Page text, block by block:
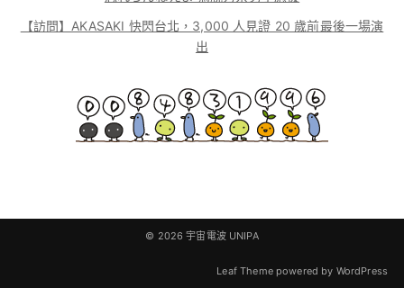
【訪問】AKASAKI 快閃台北，3,000 人見證 20 歲前最後一場演
出
© 2026宇宙電波 UNIPA
Leaf Themepowered by WordPress